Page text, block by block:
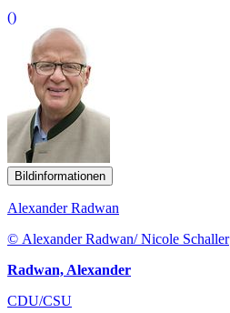
()
Bildinformationen
Alexander Radwan
© Alexander Radwan/ Nicole Schaller
Radwan, Alexander
CDU/CSU